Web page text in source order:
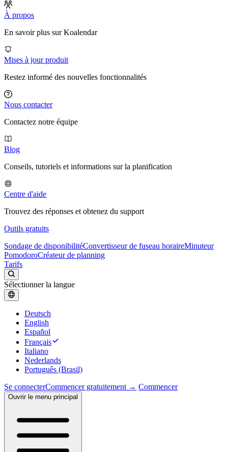
À propos
En savoir plus sur Koalendar
Mises à jour produit
Restez informé des nouvelles fonctionnalités
Nous contacter
Contactez notre équipe
Blog
Conseils, tutoriels et informations sur la planification
Centre d'aide
Trouvez des réponses et obtenez du support
Outils gratuits
Sondage de disponibilitéConvertisseur de fuseau horaireMinuteur
PomodoroCréateur de planning
Tarifs
Sélectionner la langue
Deutsch
English
Español
Français
Italiano
Nederlands
Português (Brasil)
Se connecterCommencer gratuitement → Commencer
Ouvrir le menu principal